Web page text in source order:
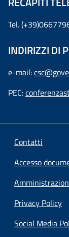
Tel.
INDIRIZZI DI
e-mail:
PEC:
Contatti
Accesso
Privacy Policy
Social Media